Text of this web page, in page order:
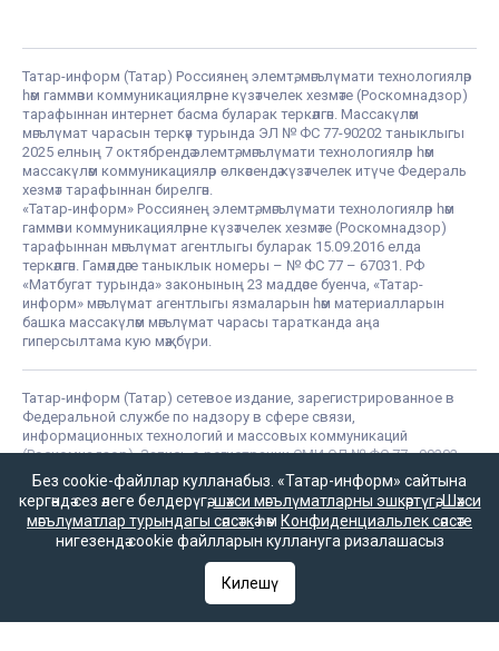
Татар-информ (Татар) Россиянең элемтә, мәгълүмати технологияләр
һәм гаммәви коммуникацияләрне күзәтчелек хезмәте (Роскомнадзор)
тарафыннан интернет басма буларак теркәлгән. Массакүләм
мәгълүмат чарасын теркәү турында ЭЛ № ФС 77-90202 таныклыгы
2025 елның 7 октябрендә элемтә, мәгълүмати технологияләр һәм
массакүләм коммуникацияләр өлкәсендә күзәтчелек итүче Федераль
хезмәт тарафыннан бирелгән.
«Татар-информ» Россиянең элемтә, мәгълүмати технологияләр һәм
гаммәви коммуникацияләрне күзәтчелек хезмәте (Роскомнадзор)
тарафыннан мәгълүмат агентлыгы буларак 15.09.2016 елда
теркәлгән. Гамәлдәге таныклык номеры – № ФС 77 – 67031. РФ
«Матбугат турында» законының 23 маддәсе буенча, «Татар-
информ» мәгълүмат агентлыгы язмаларын һәм материалларын
башка массакүләм мәгълүмат чарасы таратканда аңа
гиперсылтама кую мәҗбүри.
Татар-информ (Татар) сетевое издание, зарегистрированное в
Федеральной службе по надзору в сфере связи,
информационных технологий и массовых коммуникаций
(Роскомнадзор). Запись о регистрации СМИ ЭЛ № ФС 77 - 90202
07.10.2025 выдано Федеральной службой по надзору в сфере
связи, информационных технологий и массовых коммуникаций.
«Татар-информ» зарегистрировано как информационное
агентство в Федеральной службе по надзору в сфере связи,
информационных технологий и массовых коммуникаций
(Роскомнадзор). Номер действующего свидетельства ИА № ФС
77 – 67031 от 15.09.2016 года. В соответствии со статьей 23
Закона РФ «О СМИ» при распространении сообщений и
материалов информационного агентства «Татар-информ» другим
Без cookie-файллар кулланабыз. «Татар-информ» сайтына
кергәндә сез әлеге белдерүгә,шәхси мәгълүматларны эшкәртүгә,Шәхси
мәгълүматлар турындагы сәясәткәһәм Конфиденциальлек сәясәте
нигезендә cookie файлларын куллануга ризалашасыз
Килешү